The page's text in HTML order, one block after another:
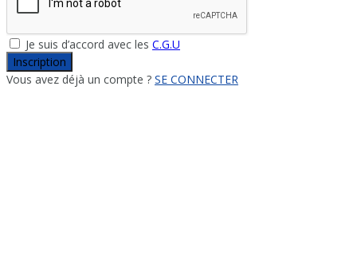
Je suis d’accord avec les C.G.U
Inscription
Vous avez déjà un compte ? SE CONNECTER